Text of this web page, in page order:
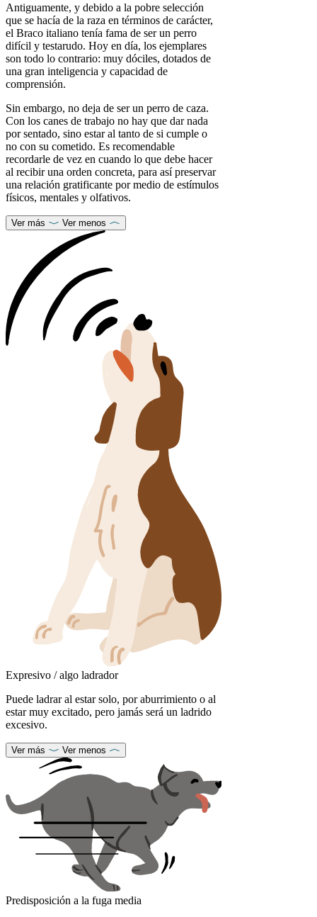
Antiguamente, y debido a la pobre selección
que se hacía de la raza en términos de carácter,
el Braco italiano tenía fama de ser un perro
difícil y testarudo. Hoy en día, los ejemplares
son todo lo contrario: muy dóciles, dotados de
una gran inteligencia y capacidad de
comprensión.
Sin embargo, no deja de ser un perro de caza.
Con los canes de trabajo no hay que dar nada
por sentado, sino estar al tanto de si cumple o
no con su cometido. Es recomendable
recordarle de vez en cuando lo que debe hacer
al recibir una orden concreta, para así preservar
una relación gratificante por medio de estímulos
físicos, mentales y olfativos.
Ver más Ver menos
Expresivo / algo ladrador
Puede ladrar al estar solo, por aburrimiento o al
estar muy excitado, pero jamás será un ladrido
excesivo.
Ver más Ver menos
Predisposición a la fuga media